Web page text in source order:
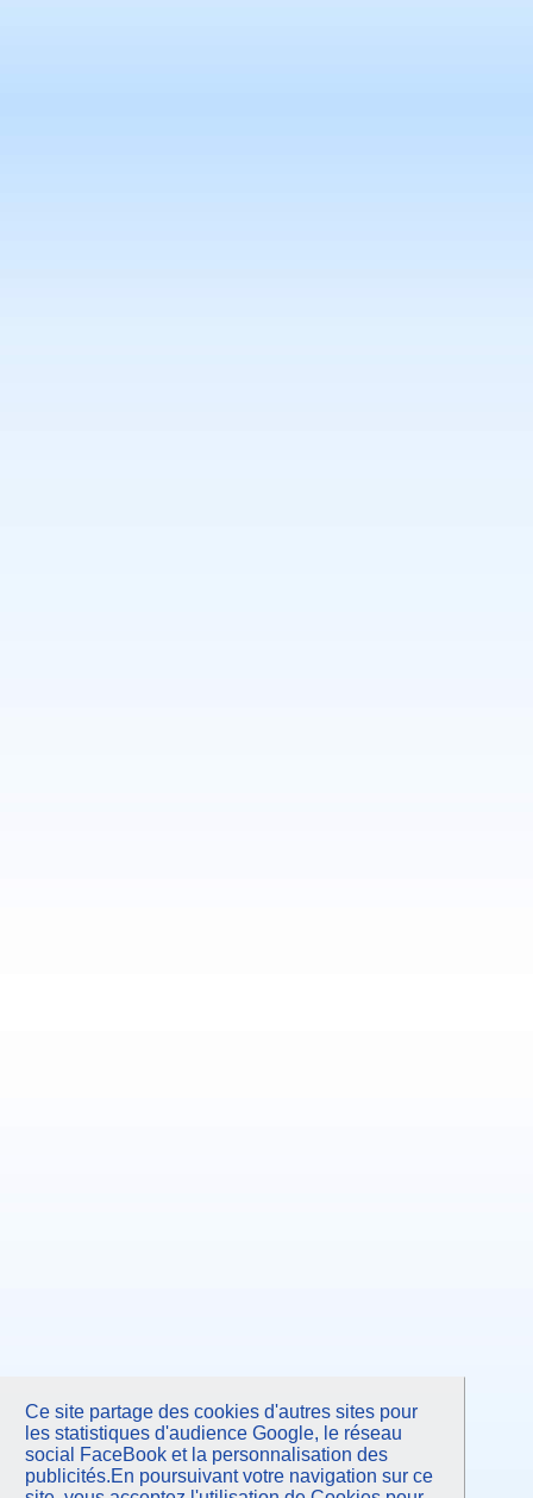
Ce site partage des cookies d'autres sites pour
les statistiques d'audience Google, le réseau
social FaceBook et la personnalisation des
publicités.En poursuivant votre navigation sur ce